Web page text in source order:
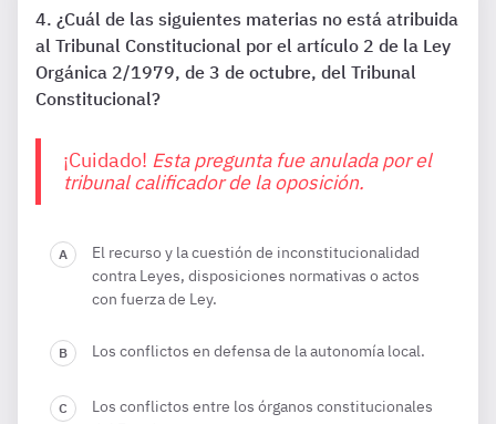
¿Cuál de las siguientes materias no está atribuida
al Tribunal Constitucional por el artículo 2 de la Ley
Orgánica 2/1979, de 3 de octubre, del Tribunal
Constitucional?
¡Cuidado! Esta pregunta fue anulada por el
tribunal calificador de la oposición.
El recurso y la cuestión de inconstitucionalidad
contra Leyes, disposiciones normativas o actos
con fuerza de Ley.
Los conflictos en defensa de la autonomía local.
Los conflictos entre los órganos constitucionales